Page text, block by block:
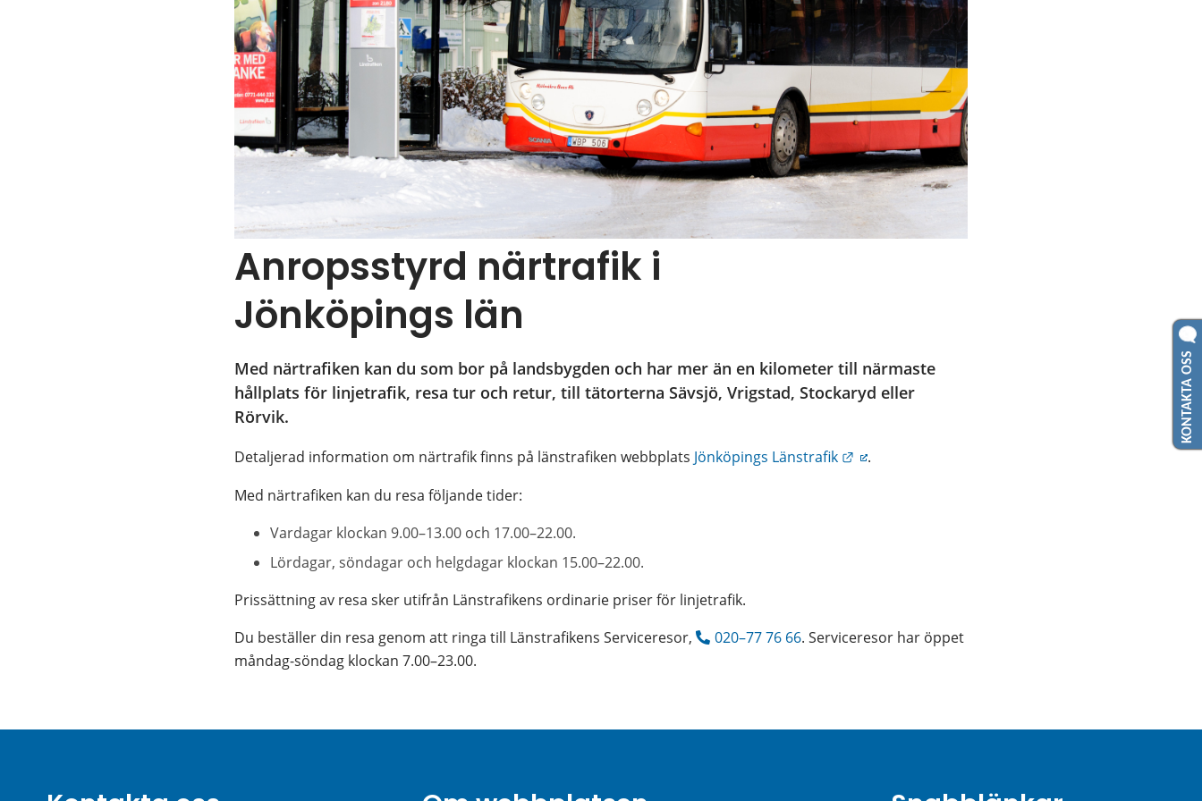
Anropsstyrd närtrafik i
Jönköpings län
Med närtrafiken kan du som bor på landsbygden och har mer än en kilometer till närmaste
hållplats för linjetrafik, resa tur och retur, till tätorterna Sävsjö, Vrigstad, Stockaryd eller
Rörvik.
Detaljerad information om närtrafik finns på länstrafiken webbplats Jönköpings Länstrafik Länk till annan webbplats.
.
Med närtrafiken kan du resa följande tider:
Vardagar klockan 9.00–13.00 och 17.00–22.00.
Lördagar, söndagar och helgdagar klockan 15.00–22.00.
Prissättning av resa sker utifrån Länstrafikens ordinarie priser för linjetrafik.
Du beställer din resa genom att ringa till Länstrafikens Serviceresor,
020–77 76 66. Serviceresor har öppet
måndag-söndag klockan 7.00–23.00.
KONTAKTA OSS